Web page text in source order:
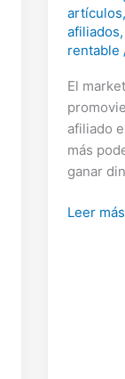
artículos,
afiliados,
rentable
El
afiliado
más
ganar
4
Leer